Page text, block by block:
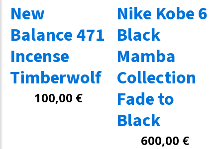
New
Balance 471
Incense
Timberwolf
100,00 €
Nike Kobe 6
Black
Mamba
Collection
Fade to
Black
600,00 €